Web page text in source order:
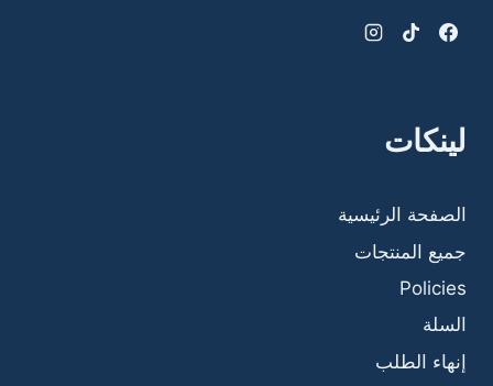
لينكات
الصفحة الرئيسية
جميع المنتجات
Policies
السلة
إنهاء الطلب